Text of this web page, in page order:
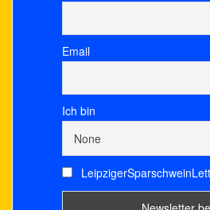
Email
Ich bin